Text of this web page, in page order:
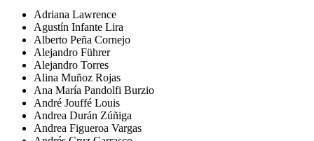
Adriana Lawrence
Agustín Infante Lira
Alberto Peña Cornejo
Alejandro Führer
Alejandro Torres
Alina Muñoz Rojas
Ana María Pandolfi Burzio
André Jouffé Louis
Andrea Durán Zúñiga
Andrea Figueroa Vargas